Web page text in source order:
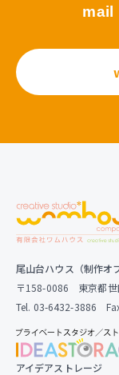
mail
尾山台ハウス（制作オ
〒158-0086 東京都世
Tel. 03-6432-3886
アイデアストレージ